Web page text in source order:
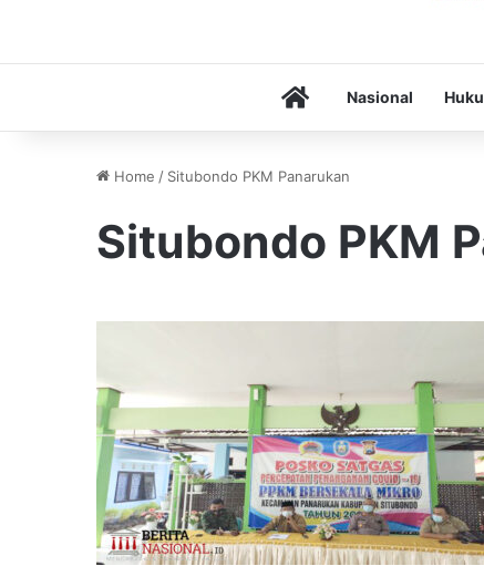
HomeNasional
Home / Situbondo PKM Panarukan
Situbondo PKM